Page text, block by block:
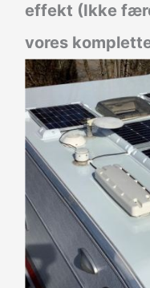
effekt (Ikke
vores